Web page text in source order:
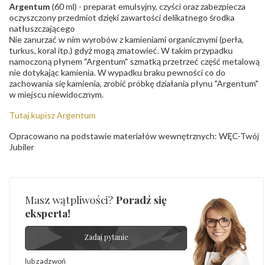
Argentum(60 ml) - preparat emulsyjny, czyści oraz zabezpiecza
oczyszczony przedmiot dzięki zawartości delikatnego środka
natłuszczającego
Nie zanurzać w nim wyrobów z kamieniami organicznymi (perła,
turkus, koral itp.) gdyż mogą zmatowieć. W takim przypadku
namoczoną płynem "Argentum" szmatką przetrzeć część metalową
nie dotykając kamienia. W wypadku braku pewności co do
zachowania się kamienia, zrobić próbkę działania płynu "Argentum"
w miejscu niewidocznym.
Tutaj kupisz Argentum
Opracowano na podstawie materiałów wewnętrznych: WĘC-Twój
Jubiler
Masz wątpliwości? Poradź się
eksperta!
Zadaj pytanie
lub zadzwoń